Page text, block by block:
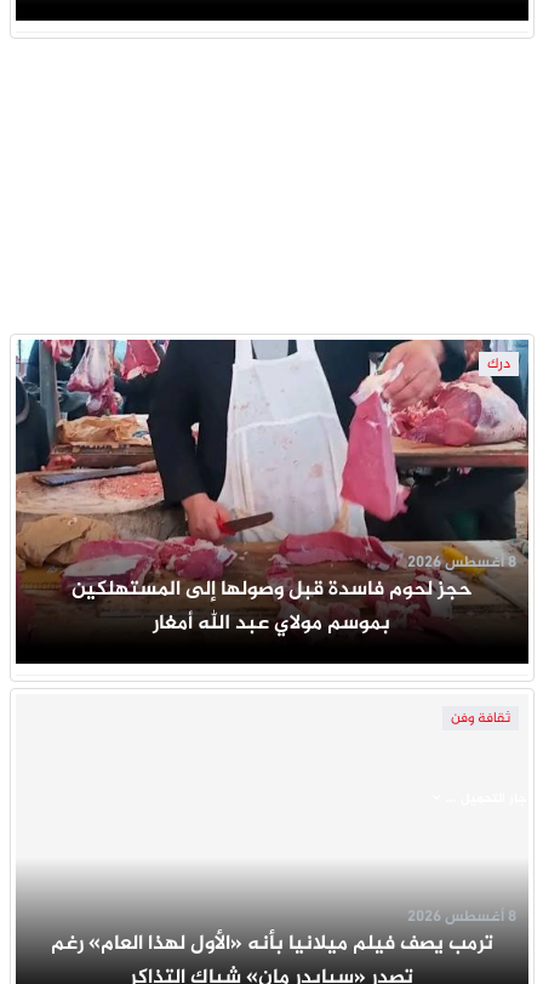
درك
حجز لحوم فاسدة قبل وصولها إلى المستهلكين
بموسم مولاي عبد الله أمغار
8 أغسطس 2026
ثقافة وفن
ترمب يصف فيلم ميلانيا بأنه «الأول لهذا العام» رغم
8 أغسطس 2026